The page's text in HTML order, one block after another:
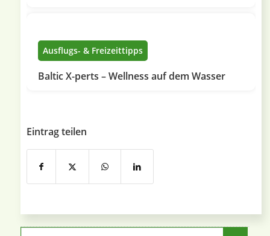
Ausflugs- & Freizeittipps
Baltic X-perts – Wellness auf dem Wasser
Eintrag teilen